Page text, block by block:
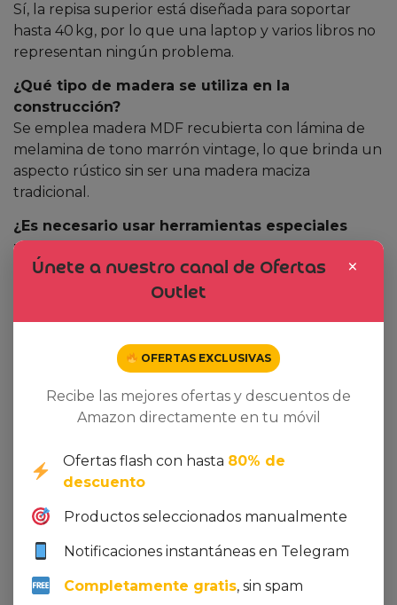
Sí, la repisa superior está diseñada para soportar
hasta 40 kg, por lo que una laptop y varios libros no
representan ningún problema.
¿Qué tipo de madera se utiliza en la
construcción?
Se emplea madera MDF recubierta con lámina de
melamina de tono marrón vintage, lo que brinda un
aspecto rústico sin ser una madera maciza
tradicional.
¿Es necesario usar herramientas especiales
para el montaje?
No, todas las herramientas necesarias
(destornillador, llave Allen) vienen incluidas en el
¿Puedo usar la mesa en exteriores?
No se recomienda su uso al aire libre, ya que la
madera y la malla metálica pueden deteriorarse con
la exposición constante a la humedad.
Generalmente, el envío desde Amazon llega en 2‑4
días hábiles, aunque depende de la disponibilidad
del stock y la zona de entrega.
Veredicto Final: ¿Merece la pena?
En resumen, la
HOOBRO Mesa de Entrada
Estrechaofrece una combinación única de estilo
×
Únete a nuestro canal de Ofertas
Outlet
OFERTAS EXCLUSIVAS
Recibe las mejores ofertas y descuentos de
Amazon directamente en tu móvil
Ofertas flash con hasta 80% de
descuento
Productos seleccionados manualmente
Notificaciones instantáneas en Telegram
Completamente gratis, sin spam